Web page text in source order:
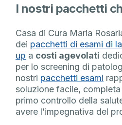
I nostri pacchetti
Casa di Cura Maria
dei pacchetti di esami di
up a costi agevolati
per lo screening di
nostri pacchetti esami
soluzione facile,
primo controllo della
avere l’impegnativa del